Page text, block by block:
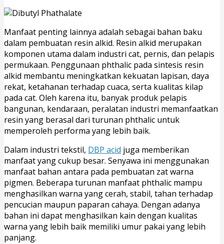
Manfaat penting lainnya adalah sebagai bahan baku
dalam pembuatan resin alkid. Resin alkid merupakan
komponen utama dalam industri cat, pernis, dan pelapis
permukaan. Penggunaan phthalic pada sintesis resin
alkid membantu meningkatkan kekuatan lapisan, daya
rekat, ketahanan terhadap cuaca, serta kualitas kilap
pada cat. Oleh karena itu, banyak produk pelapis
bangunan, kendaraan, peralatan industri memanfaatkan
resin yang berasal dari turunan phthalic untuk
memperoleh performa yang lebih baik.
Dalam industri tekstil, DBP acid juga memberikan
manfaat yang cukup besar. Senyawa ini menggunakan
manfaat bahan antara pada pembuatan zat warna
pigmen. Beberapa turunan manfaat phthalic mampu
menghasilkan warna yang cerah, stabil, tahan terhadap
pencucian maupun paparan cahaya. Dengan adanya
bahan ini dapat menghasilkan kain dengan kualitas
warna yang lebih baik memiliki umur pakai yang lebih
panjang.